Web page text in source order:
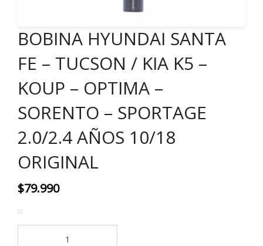
BOBINA HYUNDAI SANTA
FE – TUCSON / KIA K5 –
KOUP – OPTIMA –
SORENTO – SPORTAGE
2.0/2.4 AÑOS 10/18
ORIGINAL
$79.990